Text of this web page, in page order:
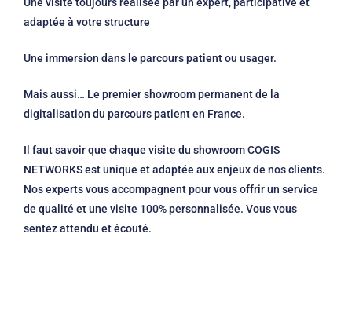
adaptée à votre structure
Une immersion dans le parcours patient ou usager.
Mais aussi… Le premier showroom permanent de la
digitalisation du parcours patient en France.
Il faut savoir que chaque visite du showroom COGIS
NETWORKS est unique et adaptée aux enjeux de nos clients.
Nos experts vous accompagnent pour vous offrir un service
de qualité et une visite 100% personnalisée. Vous vous
sentez attendu et écouté.